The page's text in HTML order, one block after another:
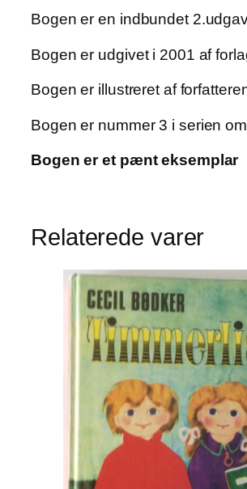
Bogen er en indbundet
Bogen er udgivet i 2001 af
Bogen er illustreret af
Bogen er nummer 3 i serien
Bogen er et pænt eksemplar
Relaterede varer